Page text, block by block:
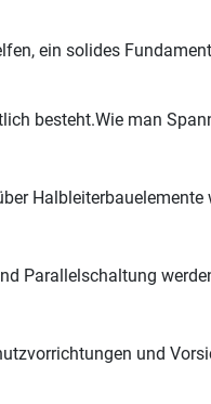
ein solides
besteht.Wie man
Parallelschaltung
und